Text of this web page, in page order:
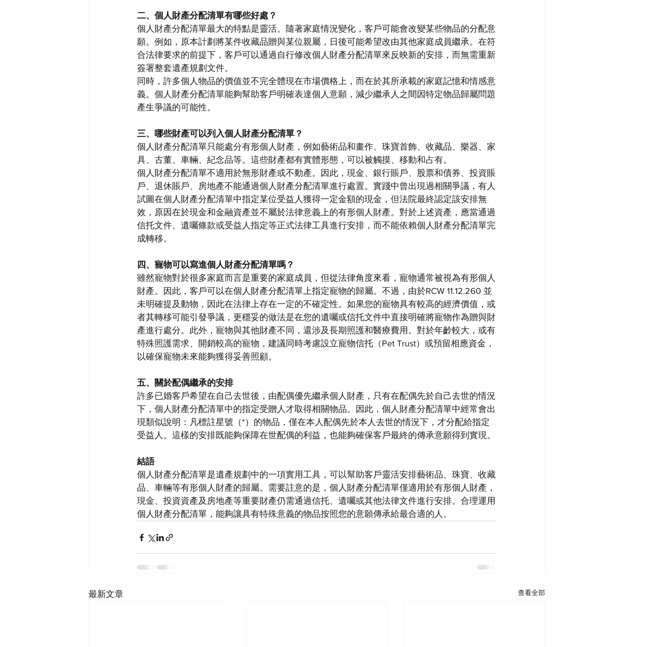
二、個人財產分配清單有哪些好處？
個人財產分配清單最大的特點是靈活。隨著家庭情況變化，客戶可能會改變某些物品的分配意
願。例如，原本計劃將某件收藏品贈與某位親屬，日後可能希望改由其他家庭成員繼承。在符
合法律要求的前提下，客戶可以通過自行修改個人財產分配清單來反映新的安排，而無需重新
簽署整套遺產規劃文件。
同時，許多個人物品的價值並不完全體現在市場價格上，而在於其所承載的家庭記憶和情感意
義。個人財產分配清單能夠幫助客戶明確表達個人意願，減少繼承人之間因特定物品歸屬問題
產生爭議的可能性。
三、哪些財產可以列入個人財產分配清單？
個人財產分配清單只能處分有形個人財產，例如藝術品和畫作、珠寶首飾、收藏品、樂器、家
具、古董、車輛、紀念品等。這些財產都有實體形態，可以被觸摸、移動和占有。
個人財產分配清單不適用於無形財產或不動產。因此，現金、銀行賬戶、股票和債券、投資賬
戶、退休賬戶、房地產不能通過個人財產分配清單進行處置。實踐中曾出現過相關爭議，有人
試圖在個人財產分配清單中指定某位受益人獲得一定金額的現金，但法院最終認定該安排無
效，原因在於現金和金融資產並不屬於法律意義上的有形個人財產。對於上述資產，應當通過
信托文件、遺囑條款或受益人指定等正式法律工具進行安排，而不能依賴個人財產分配清單完
成轉移。
四、寵物可以寫進個人財產分配清單嗎？
雖然寵物對於很多家庭而言是重要的家庭成員，但從法律角度來看，寵物通常被視為有形個人
財產。因此，客戶可以在個人財產分配清單上指定寵物的歸屬。不過，由於RCW 11.12.260 並
未明確提及動物，因此在法律上存在一定的不確定性。如果您的寵物具有較高的經濟價值，或
者其轉移可能引發爭議，更穩妥的做法是在您的遺囑或信托文件中直接明確將寵物作為贈與財
產進行處分。此外，寵物與其他財產不同，還涉及長期照護和醫療費用。對於年齡較大，或有
特殊照護需求、開銷較高的寵物，建議同時考慮設立寵物信托（Pet Trust）或預留相應資金，
以確保寵物未來能夠獲得妥善照顧。
五、關於配偶繼承的安排
許多已婚客戶希望在自己去世後，由配偶優先繼承個人財產，只有在配偶先於自己去世的情況
下，個人財產分配清單中的指定受贈人才取得相關物品。因此，個人財產分配清單中經常會出
現類似說明：凡標註星號（*）的物品，僅在本人配偶先於本人去世的情況下，才分配給指定
受益人。這樣的安排既能夠保障在世配偶的利益，也能夠確保客戶最終的傳承意願得到實現。
結語
個人財產分配清單是遺產規劃中的一項實用工具，可以幫助客戶靈活安排藝術品、珠寶、收藏
品、車輛等有形個人財產的歸屬。需要註意的是，個人財產分配清單僅適用於有形個人財產，
現金、投資資產及房地產等重要財產仍需通過信托、遺囑或其他法律文件進行安排。合理運用
個人財產分配清單，能夠讓具有特殊意義的物品按照您的意願傳承給最合適的人。
最新文章 查看全部